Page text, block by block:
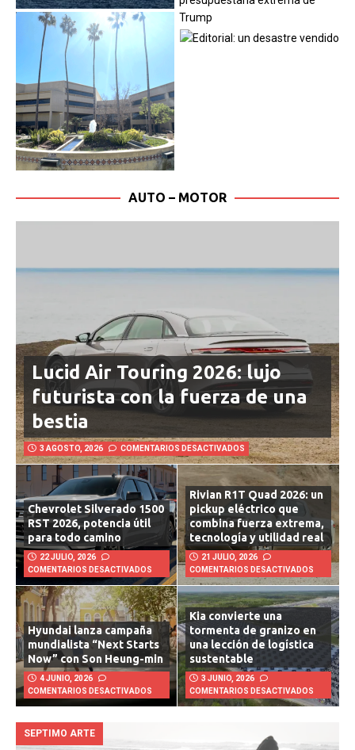
Lucid Air Touring 2026: lujo
futurista con la fuerza de una
bestia
3 AGOSTO, 2026 COMENTARIOS DESACTIVADOS
Chevrolet Silverado 1500
RST 2026, potencia útil
para todo camino
22 JULIO, 2026
COMENTARIOS DESACTIVADOS
Rivian R1T Quad 2026: un
pickup eléctrico que
combina fuerza extrema,
tecnología y utilidad real
21 JULIO, 2026
COMENTARIOS DESACTIVADOS
Hyundai lanza campaña
mundialista “Next Starts
Now” con Son Heung-min
4 JUNIO, 2026
COMENTARIOS DESACTIVADOS
Kia convierte una
tormenta de granizo en
una lección de logística
sustentable
3 JUNIO, 2026
COMENTARIOS DESACTIVADOS
SEPTIMO ARTE